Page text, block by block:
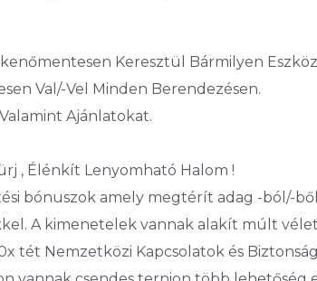
Keresztül Bármilyen
Val/-Vel Minden Berendezésen.
Ajánlatokat.
, Élénkít Lenyomható Halom !
bónuszok amely megtérít adag -ból/-
A kimenetelek vannak alakít múlt
tét Nemzetközi Kapcsolatok és